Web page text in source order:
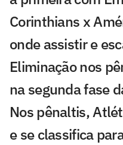
Corinthians x
onde assistir e
Eliminação nos
na segunda fase
Nos pênaltis,
e se classifica